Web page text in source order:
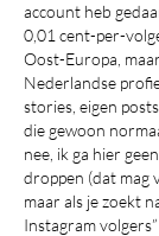
account heb
0,01 cent-per-
Oost-Europa,
Nederlandse
stories, eigen
die gewoon
nee, ik ga hier
droppen (dat mag
maar als je zoekt
Instagram